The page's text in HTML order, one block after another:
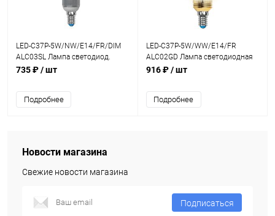
LED-C37P-5W/NW/E14/FR/DIM
ALC03SL Лампа светодиод.
пятилепестковая,свеча,матовая
735 ₽/ шт
Подробнее
LED-C37P-5W/WW/E14/FR
ALC02GD Лампа светодиодная
пятилепестковая.Серия Crystal
916 ₽/ шт
Подробнее
Новости магазина
Свежие новости магазина
Подписаться